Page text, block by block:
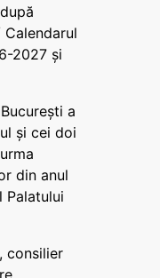
2027 și
a
și cei doi
din anul
Palatului
consilier